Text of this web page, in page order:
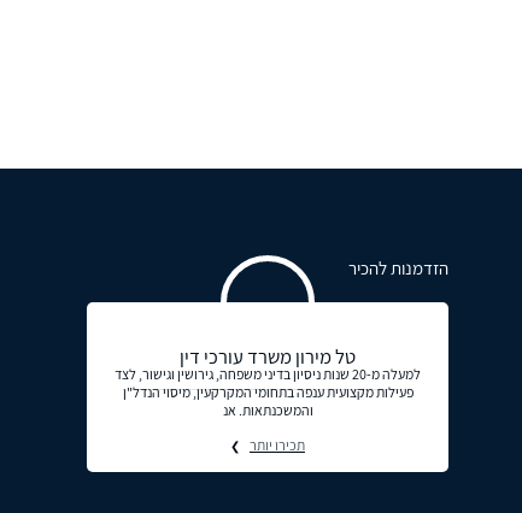
הזדמנות להכיר
טל מירון משרד עורכי דין
למעלה מ-20 שנות ניסיון בדיני משפחה, גירושין וגישור, לצד
פעילות מקצועית ענפה בתחומי המקרקעין, מיסוי הנדל"ן
והמשכנתאות. אנ
תכירו יותר